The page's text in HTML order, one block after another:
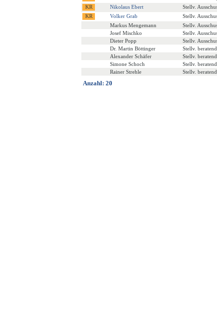
Nikolaus Ebert
Stellv.
Volker Grab
Stellv.
Markus Mengemann
Stellv.
Josef Mischko
Stellv.
Dieter Popp
Stellv.
Dr. Martin Böttinger
Stellv.
Alexander Schäfer
Stellv.
Simone Schoch
Stellv.
Rainer Strehle
Stellv.
Anzahl: 20